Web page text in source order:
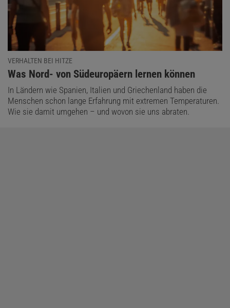
VERHALTEN BEI HITZE
:
Was Nord- von Südeuropäern lernen können
In Ländern wie Spanien, Italien und Griechenland haben die
Menschen schon lange Erfahrung mit extremen Temperaturen.
Wie sie damit umgehen – und wovon sie uns abraten.